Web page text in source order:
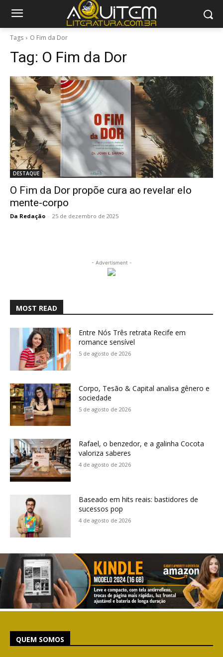
Tags O Fim da Dor
Tag: O Fim da Dor
DESTAQUE
O Fim da Dor propõe cura ao revelar elo
mente-corpo
Da Redação - 25 de dezembro de 2025
- Advertisment -
MOST READ
Entre Nós Três retrata Recife em
romance sensível
5 de agosto de 2026
Corpo, Tesão & Capital analisa gênero e
sociedade
5 de agosto de 2026
Rafael, o benzedor, e a galinha Cocota
valoriza saberes
4 de agosto de 2026
Baseado em hits reais: bastidores de
sucessos pop
4 de agosto de 2026
QUEM SOMOS